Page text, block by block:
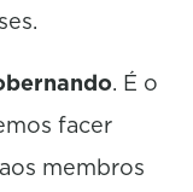
. É o
facer
membros